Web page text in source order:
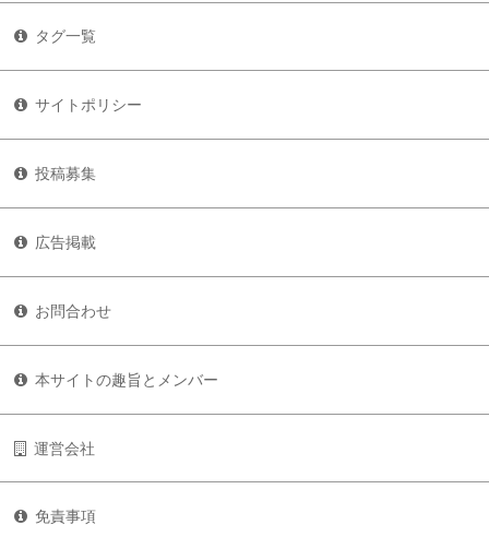
タグ一覧
サイトポリシー
投稿募集
広告掲載
お問合わせ
本サイトの趣旨とメンバー
運営会社
免責事項